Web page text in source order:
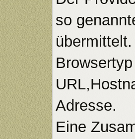
so
Adresse.
Eine